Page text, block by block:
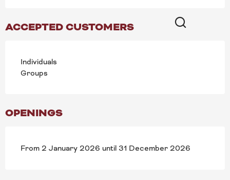
ACCEPTED CUSTOMERS
Individuals
Groups
OPENINGS
From 2 January 2026 until 31 December 2026